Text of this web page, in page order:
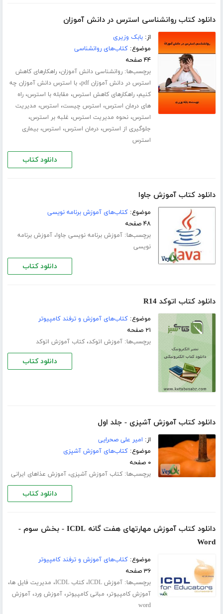
دانلود کتاب روانشناسی استرس در دانش آموزان
از:بابک وزیری
موضوع:کتاب‌های روانشناسی
۴۴ صفحه
برچسب‌ها:روانشناسی دانش آموزان،راهکارهای کاهش
استرس در دانش آموزان pdf
،با استرس دانش آموزان چه
کنیم،راهکارهای کاهش استرس، مقابله با استرس،راه
های درمان استرس، استرس چیست، استرس، مدیریت
استرس،نحوه مدیریت استرس، غلبه بر استرس،
جلوگیری از استرس،درمان استرس، استرس،بیماری
استرس
دانلود کتاب
دانلود کتاب آموزش جاوا
موضوع:کتاب‌های آموزش برنامه نویسی
۴۸ صفحه
برچسب‌ها:آموزش برنامه نویسی جاوا،آموزش برنامه
نویسی
دانلود کتاب
دانلود کتاب اتوکد R14
موضوع:کتاب‌های آموزش و ترفند کامپیوتر
۲۱ صفحه
برچسب‌ها:آموزش اتوکد،کتاب آموزش اتوکد
دانلود کتاب
دانلود کتاب آموزش آشپزی - جلد اول
از: امیر علی صحرایی
موضوع:کتاب‌های آموزش آشپزی
۰ صفحه
برچسب‌ها:کتاب آموزش آشپزی،آموزش عذاهای ایرانی
دانلود کتاب
دانلود کتاب آموزش مهارتهای هفت گانه ICDL - بخش سوم -
Word
موضوع:کتاب‌های آموزش و ترفند کامپیوتر
۳۶ صفحه
برچسب‌ها:آموزش ICDL ،کتاب ICDL ، مدیریت فایل ها،
آموزش کامپیوتر، مبانی کامپیوتر،آموزش ورد،آموزش
word